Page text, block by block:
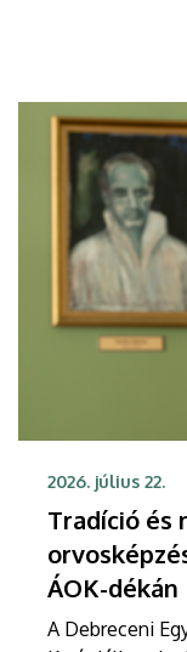
felsőoktatási
2026. július 22.
Tradíció és
ÁOK-dékán
A Debreceni